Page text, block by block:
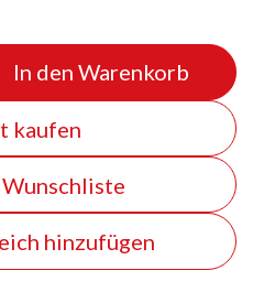
In den Warenkorb
kaufen
hinzufügen